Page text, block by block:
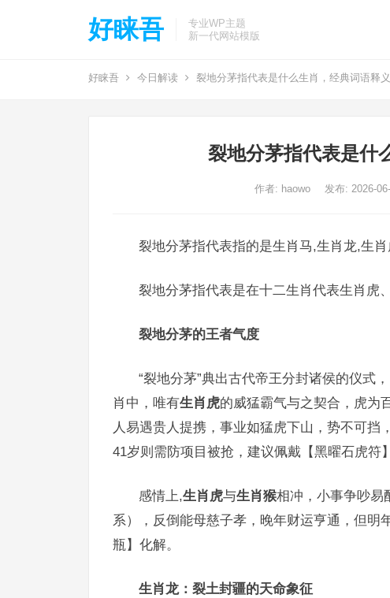
好睐吾
专业WP主题
新一代网站模版
好睐吾 今日解读 裂地分茅指代表是什么生肖，经典词语释
裂地分茅指代表是什
作者: haowo 发布: 2026-
裂地分茅指代表指的是生肖马,生肖龙,生肖
裂地分茅指代表是在十二生肖代表生肖虎
裂地分茅的王者气度
“裂地分茅”典出古代帝王分封诸侯的仪式
肖中，唯有生肖虎的威猛霸气与之契合，虎为
人易遇贵人提携，事业如猛虎下山，势不可
41岁则需防项目被抢，建议佩戴【黑曜石虎符
感情上,生肖虎与生肖猴相冲，小事争吵易
系），反倒能母慈子孝，晚年财运亨通，但明
瓶】化解。
生肖龙：裂土封疆的天命象征